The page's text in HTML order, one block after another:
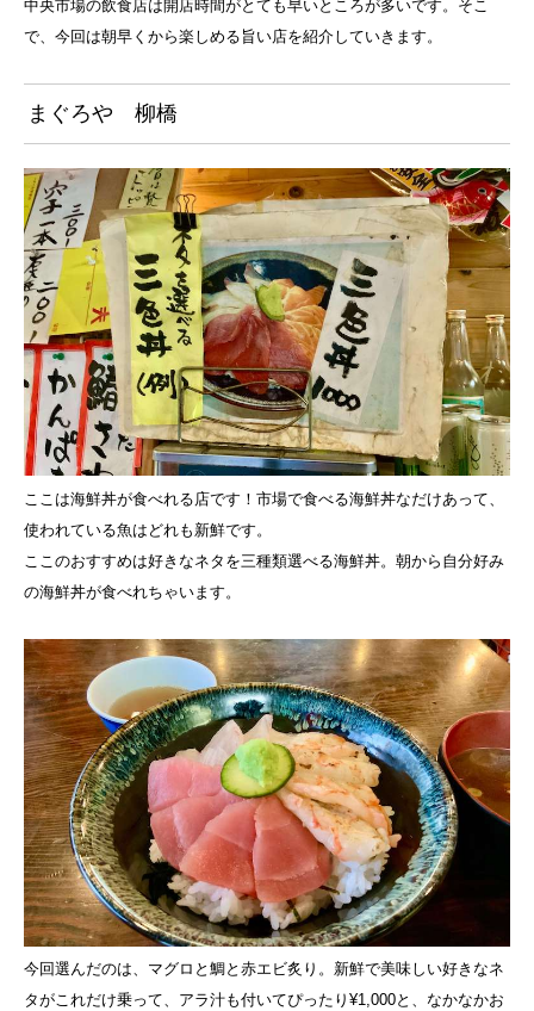
中央市場の飲食店は開店時間がとても早いところが多いです。そこ
で、今回は朝早くから楽しめる旨い店を紹介していきます。
まぐろや 柳橋
ここは海鮮丼が食べれる店です！市場で食べる海鮮丼なだけあって、
使われている魚はどれも新鮮です。
ここのおすすめは好きなネタを三種類選べる海鮮丼。朝から自分好み
の海鮮丼が食べれちゃいます。
今回選んだのは、マグロと鯛と赤エビ炙り。新鮮で美味しい好きなネ
タがこれだけ乗って、アラ汁も付いてぴったり¥1,000と、なかなかお